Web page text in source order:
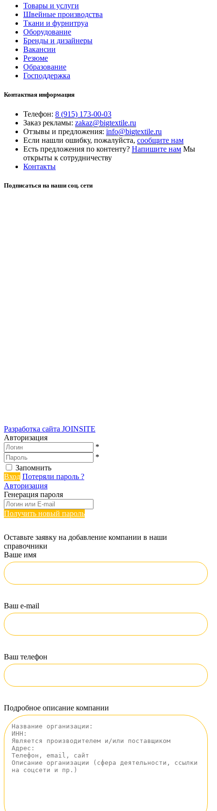
Товары и услуги
Швейные производства
Ткани и фурнитруа
Оборудование
Бренды и дизайнеры
Вакансии
Резюме
Образование
Господдержка
Контактная информация
Телефон: 8 (915) 173-00-03
Заказ рекламы: zakaz@bigtextile.ru
Отзывы и предложения: info@bigtextile.ru
Если нашли ошибку, пожалуйста, сообщите нам
Есть предложения по контенту? Напишите нам Мы
открыты к сотрудничеству
Контакты
Подписаться на наши соц. сети
Разработка сайта JOINSITE
Авторизация
*
*
Запомнить
Вход Потеряли пароль ?
Авторизация
Генерация пароля
Получить новый пароль
Оставьте заявку на добавление компании в наши
справочники
Ваше имя
Ваш e-mail
Ваш телефон
Подробное описание компании